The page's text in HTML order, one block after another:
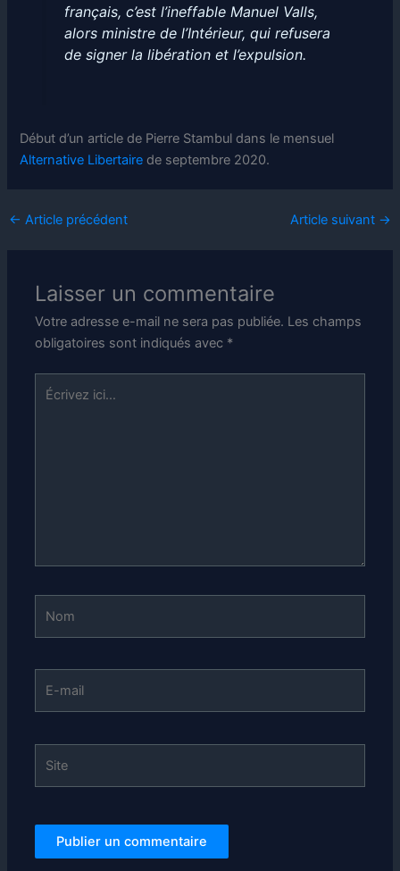
français, c’est l’ineffable Manuel Valls,
alors ministre de l’Intérieur, qui refusera
de signer la libération et l’expulsion.
Début d’un article de Pierre Stambul dans le mensuel
Alternative Libertaire de septembre 2020.
← Article précédent Article suivant →
Laisser un commentaire
Votre adresse e-mail ne sera pas publiée. Les champs
obligatoires sont indiqués avec *
Écrivez
ici…